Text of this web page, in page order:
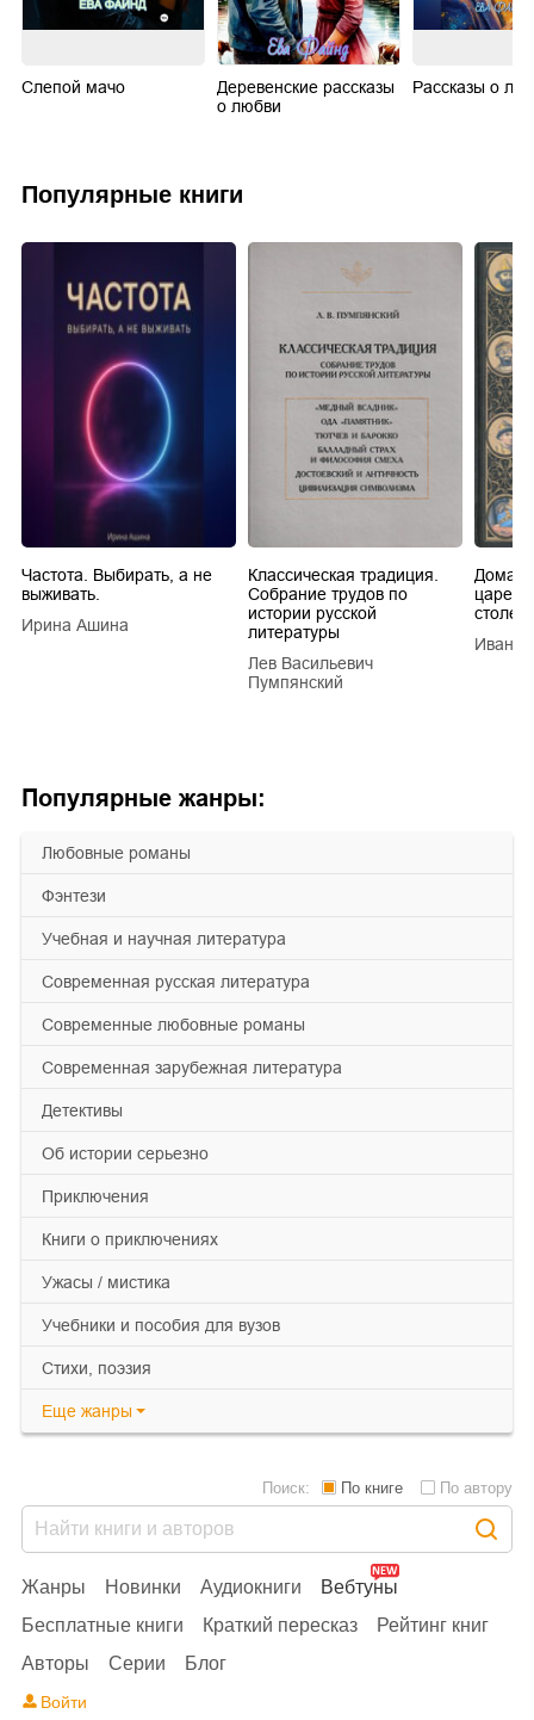
Популярные жанры:
любовные романы
фэнтези
учебная и научная литература
современная русская литература
современные любовные романы
современная зарубежная литература
детективы
об истории серьезно
приключения
книги о приключениях
ужасы / мистика
учебники и пособия для вузов
cтихи, поэзия
Еще жанры
Слепой мачо
Деревенские рассказы
о любви
Рассказы о
Популярные книги
Частота. Выбирать, а не
выживать.
Ирина Ашина
Классическая традиция.
Собрание трудов по
истории русской
литературы
Лев Васильевич
Пумпянский
царей
Иван
Жанры Новинки Аудиокниги
Вебтуны
Бесплатные книги
Краткий пересказ
Рейтинг книг
Авторы
Серии Блог
Поиск: По книге По автору
Войти